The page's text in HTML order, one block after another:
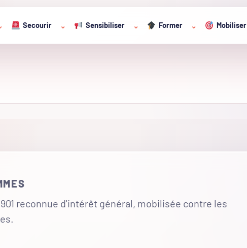
Secourir ⌄ Sensibiliser ⌄ Former ⌄ Mobiliser
reconnue d'intérêt général, mobilisée contre les